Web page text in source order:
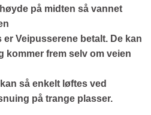
på midten så vannet
Veipusserene betalt. De kan
kommer frem selv om veien
så enkelt løftes ved
på trange plasser.